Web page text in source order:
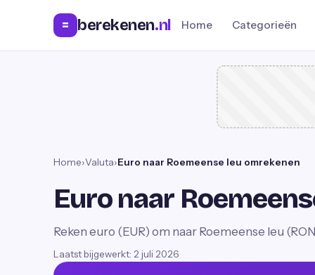
= berekenen.nl Home Categorieën
Home›Valuta›Euro naar Roemeense leu omrekenen
Euro naar
Reken euro (EUR) om naar Roemeense leu
Laatst bijgewerkt: 2 juli 2026